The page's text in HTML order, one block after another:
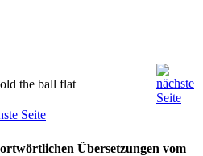
Übersetzungen vom